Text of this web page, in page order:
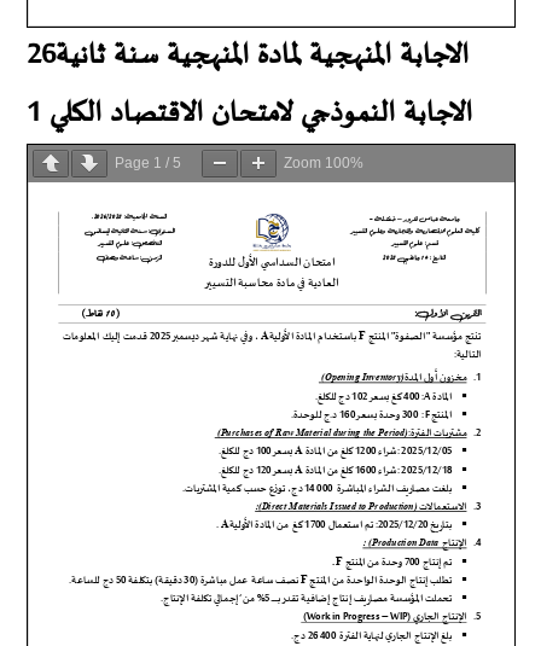
الاجابة المنهجية لمادة المنهجية سنة ثانية26
الاجابة النموذجي لامتحان الاقتصاد الكلي 1
Page 1 /5 Zoom 100%